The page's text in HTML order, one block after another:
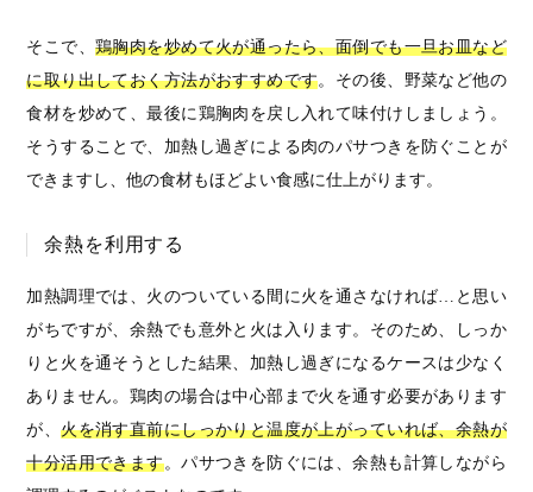
そこで、鶏胸肉を炒めて火が通ったら、面倒でも一旦お皿など
に取り出しておく方法がおすすめです。その後、野菜など他の
食材を炒めて、最後に鶏胸肉を戻し入れて味付けしましょう。
そうすることで、加熱し過ぎによる肉のパサつきを防ぐことが
できますし、他の食材もほどよい食感に仕上がります。
余熱を利用する
加熱調理では、火のついている間に火を通さなければ…と思い
がちですが、余熱でも意外と火は入ります。そのため、しっか
りと火を通そうとした結果、加熱し過ぎになるケースは少なく
ありません。鶏肉の場合は中心部まで火を通す必要があります
が、火を消す直前にしっかりと温度が上がっていれば、余熱が
十分活用できます。パサつきを防ぐには、余熱も計算しながら